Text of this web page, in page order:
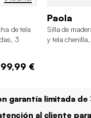
de tela
3
€
Paola
Silla de
y tela chenilla,
garantía limitada de
al cliente